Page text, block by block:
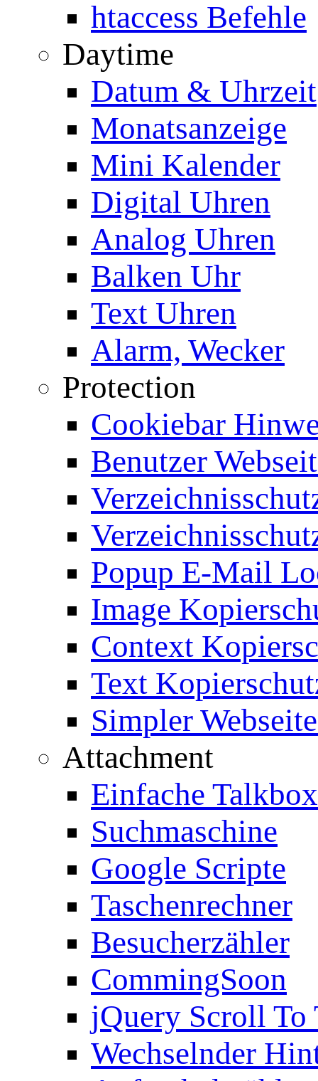
htaccess Befehle
Daytime
Datum & Uhrzeit
Monatsanzeige
Mini Kalender
Digital Uhren
Analog Uhren
Balken Uhr
Text Uhren
Alarm, Wecker
Protection
Cookiebar
Benutzer
Popup E-Mail
Image
Context
Text
Simpler
Attachment
Einfache Talkbox
Suchmaschine
Google Scripte
Taschenrechner
Besucherzähler
CommingSoon
jQuery Scroll To
Wechselnder